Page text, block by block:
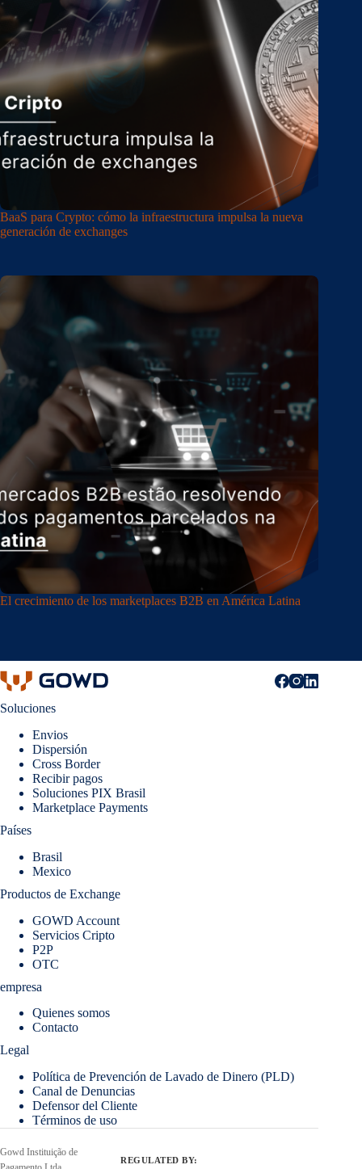
BaaS para Crypto: cómo la infraestructura impulsa la nueva
generación de exchanges
El crecimiento de los marketplaces B2B en América Latina
Soluciones
Envios
Dispersión
Cross Border
Recibir pagos
Soluciones PIX Brasil
Marketplace Payments
Países
Brasil
Mexico
Productos de Exchange
GOWD Account
Servicios Cripto
P2P
OTC
empresa
Quienes somos
Contacto
Legal
Política de Prevención de Lavado de Dinero (PLD)
Canal de Denuncias
Defensor del Cliente
Términos de uso
Gowd Instituição de
REGULATED BY: